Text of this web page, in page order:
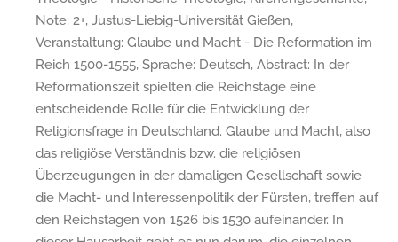
Note: 2+, Justus-Liebig-Universität Gießen,
Veranstaltung: Glaube und Macht - Die Reformation im
Reich 1500-1555, Sprache: Deutsch, Abstract: In der
Reformationszeit spielten die Reichstage eine
entscheidende Rolle für die Entwicklung der
Religionsfrage in Deutschland. Glaube und Macht, also
das religiöse Verständnis bzw. die religiösen
Überzeugungen in der damaligen Gesellschaft sowie
die Macht- und Interessenpolitik der Fürsten, treffen auf
den Reichstagen von 1526 bis 1530 aufeinander. In